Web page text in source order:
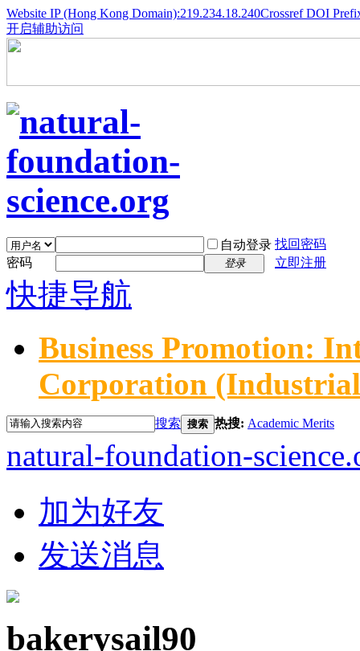
Website IP (Hong Kong Domain):219.234.18.240Crossref DOI
开启辅助访问
自动登录 找回密码
密码
登录 立即注册
快捷导航
Business Promotion:
Corporation
搜索 搜索 热搜: Academic Merits
natural-foundation-
加为好友
发送消息
bakerysail90